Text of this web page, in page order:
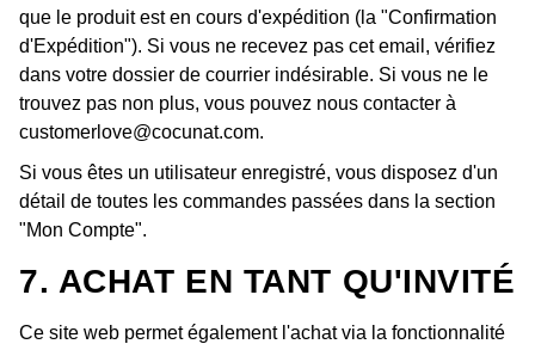
que le produit est en cours d'expédition (la "Confirmation
d'Expédition"). Si vous ne recevez pas cet email, vérifiez
dans votre dossier de courrier indésirable. Si vous ne le
trouvez pas non plus, vous pouvez nous contacter à
customerlove@cocunat.com.
Si vous êtes un utilisateur enregistré, vous disposez d'un
détail de toutes les commandes passées dans la section
"Mon Compte".
7. ACHAT EN TANT QU'INVITÉ
Ce site web permet également l'achat via la fonctionnalité